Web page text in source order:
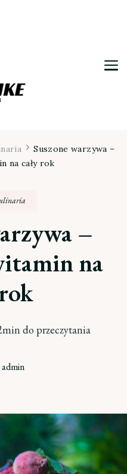
Suszone warzywa –
na cały rok
–
na
do przeczytania
admin